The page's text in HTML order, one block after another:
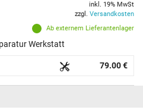
Ab externem Lieferantenlager
inkl. 19% MwSt
zzgl. Versandkosten
Werkstatt
79.00 €